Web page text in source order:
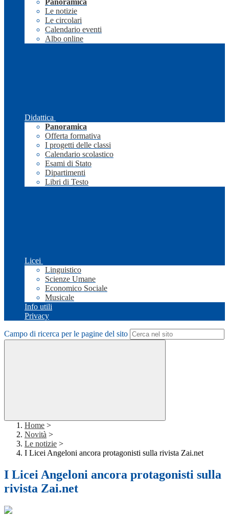
Panoramica
Le notizie
Le circolari
Calendario eventi
Albo online
Didattica
Panoramica
Offerta formativa
I progetti delle classi
Calendario scolastico
Esami di Stato
Dipartimenti
Libri di Testo
Licei
Linguistico
Scienze Umane
Economico Sociale
Musicale
Info utili
Privacy
Campo di ricerca per le pagine del sito
Home >
Novità >
Le notizie >
I Licei Angeloni ancora protagonisti sulla rivista Zai.net
I Licei Angeloni ancora protagonisti sulla
rivista Zai.net